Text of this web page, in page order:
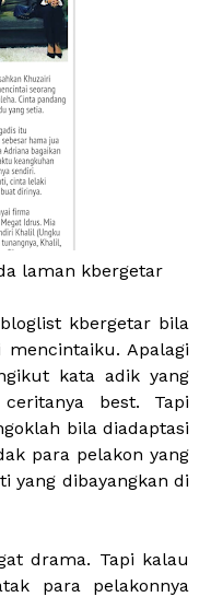
laman kbergetar
kbergetar bila
Apalagi
kata adik yang
best. Tapi
bila diadaptasi
para pelakon yang
yang dibayangkan di
drama. Tapi kalau
para pelakonnya